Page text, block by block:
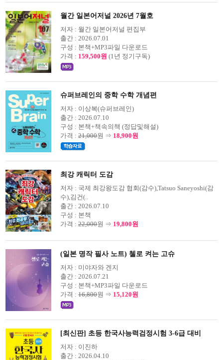
월간 일본어저널 2026년 7월호
저자 : 월간 일본어저널 편집부
출간 : 2026.07.01
구성 : 본책+MP3파일 다운로드
가격 : 159,500원 (1년 정기구독)
슈퍼브레인의 중학 수학 개념편
저자 : 이상복(슈퍼브레인)
출간 : 2026.07.10
구성 : 본책+책속의책 (정답및해설)
가격 : 21,000원 ⇒ 18,900원
최강 캐릭터 도감
저자 : 국제 최강왕도감 협회(감수),Tatsuo Saneyoshi(감
수),김건(..
출간 : 2026.07.10
구성 : 본책
가격 : 22,000원 ⇒ 19,800원
(일본 명작 필사 노트) 첼로 켜는 고슈
저자 : 미야자와 겐지
출간 : 2026.07.21
구성 : 본책+MP3파일 다운로드
가격 : 16,800원 ⇒ 15,120원
[최신판] 초등 한국사능력검정시험 3-6급 대비
저자 : 이진하
출간 : 2026.04.10